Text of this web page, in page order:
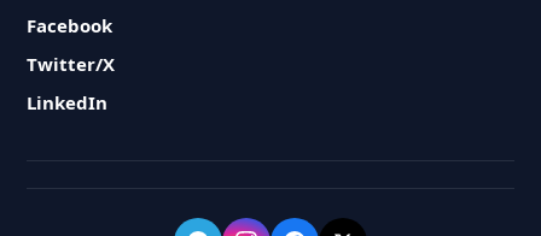
Facebook
Twitter/X
LinkedIn